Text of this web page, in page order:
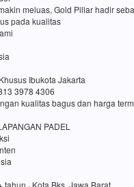
meluas, Gold Pillar hadir
pada kualitas
Ibukota Jakarta
3978 4306
kualitas bagus dan harga
PADEL
· Kota Bks, Jawa Barat